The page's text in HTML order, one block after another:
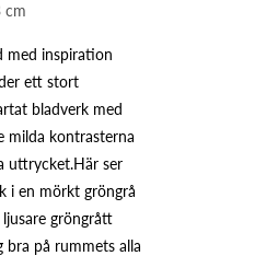
cm
med inspiration
ett stort
bladverk med
milda kontrasterna
uttrycket.Här ser
i en mörkt gröngrå
gröngrått
bra på rummets alla